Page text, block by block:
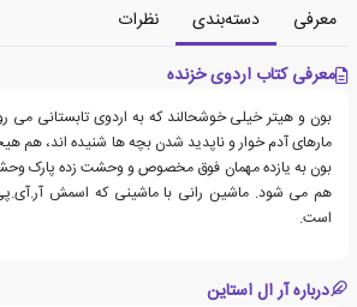
معرفی دسته‌بندی
نظرات
معرفی کتاب اردوی خزنده
بون و هیتر خیلی خوشحالند که به اردوی تابستانی می
مارهای آدم خوار و ناپدید شدن بچه ها شنیده اند، هم
بون به یازده مهمان فوق مخصوص و وحشت زده پارک
هم می شود. ماشین رانی با ماشینی که اسمش
است.
درباره آر ال استاین